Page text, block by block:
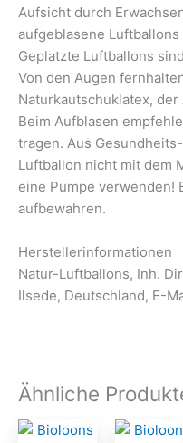
Aufsicht durch
aufgeblasene
Geplatzte Luftballons
Von den Augen
Naturkautschuklatex,
Beim Aufblasen
tragen. Aus
Luftballon nicht mit dem
eine Pumpe verwenden!
aufbewahren.
Herstellerinformationen
Natur-Luftballons, Inh.
Ilsede, Deutschland, E-
Ähnliche